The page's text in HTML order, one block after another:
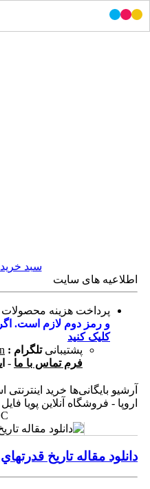
سبد
اطلاعیه های سایت
پرداخت هزینه
و رمز دوم لازم است. اگر
کلیک کنید
پشتیبانی تلگرام :
فرم تماس با ما -
آرشیو بایگانی‌ها خرید
اروپا - فروشگاه آنلاین پویا فایل
دانلود مقاله تاريخ